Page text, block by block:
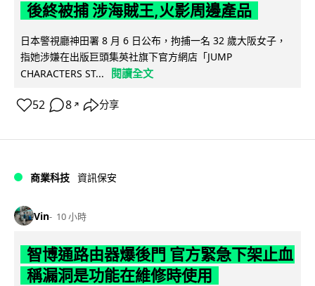
後終被捕 涉海賊王,火影周邊產品
日本警視廳神田署 8 月 6 日公布，拘捕一名 32 歲大阪女子，
指她涉嫌在出版巨頭集英社旗下官方網店「JUMP
CHARACTERS ST...
閱讀全文
52 8 ↗ 分享
商業科技 資訊保安
Vin 10 小時
智博通路由器爆後門 官方緊急下架止血
稱漏洞是功能在維修時使用